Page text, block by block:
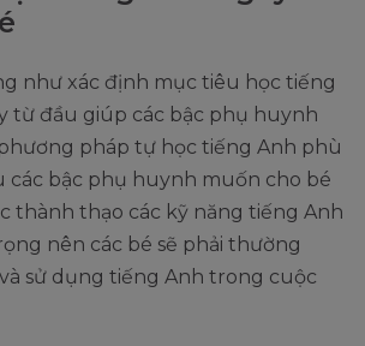
như xác định mục tiêu học tiếng
từ đầu giúp các bậc phụ huynh
pháp tự học tiếng Anh phù
các bậc phụ huynh muốn cho bé
thành thạo các kỹ năng tiếng Anh
nên các bé sẽ phải thường
sử dụng tiếng Anh trong cuộc